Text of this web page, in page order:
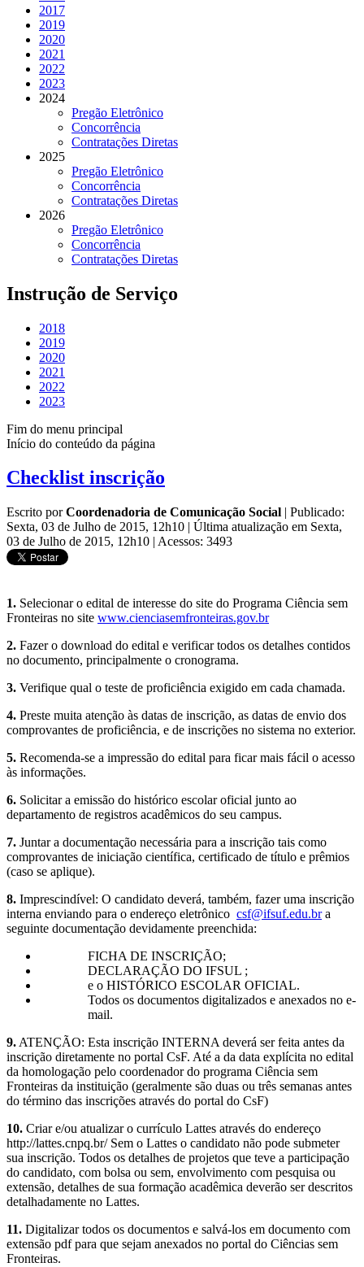
2017
2019
2020
2021
2022
2023
2024
Pregão Eletrônico
Concorrência
Contratações Diretas
2025
Pregão Eletrônico
Concorrência
Contratações Diretas
2026
Pregão Eletrônico
Concorrência
Contratações Diretas
Instrução de Serviço
2018
2019
2020
2021
2022
2023
Fim do menu principal
Início do conteúdo da página
Checklist inscrição
Escrito porCoordenadoria de Comunicação Social | Publicado:
Sexta, 03 de Julho de 2015, 12h10 | Última atualização em Sexta,
03 de Julho de 2015, 12h10 | Acessos: 3493
1. Selecionar o edital de interesse do site do Programa Ciência sem
Fronteiras no site www.cienciasemfronteiras.gov.br
2. Fazer o download do edital e verificar todos os detalhes contidos
no documento, principalmente o cronograma.
3. Verifique qual o teste de proficiência exigido em cada chamada.
4. Preste muita atenção às datas de inscrição, as datas de envio dos
comprovantes de proficiência, e de inscrições no sistema no exterior.
5. Recomenda‐se a impressão do edital para ficar mais fácil o acesso
às informações.
6. Solicitar a emissão do histórico escolar oficial junto ao
departamento de registros acadêmicos do seu campus.
7. Juntar a documentação necessária para a inscrição tais como
comprovantes de iniciação científica, certificado de título e prêmios
(caso se aplique).
8. Imprescindível: O candidato deverá, também, fazer uma inscrição
interna enviando para o endereço eletrônico csf@ifsuf.edu.bra
seguinte documentação devidamente preenchida:
FICHA DE INSCRIÇÃO;
DECLARAÇÃO DO IFSUL ;
e o HISTÓRICO ESCOLAR OFICIAL.
Todos os documentos digitalizados e anexados no e-
mail.
9. ATENÇÃO: Esta inscrição INTERNA deverá ser feita antes da
inscrição diretamente no portal CsF. Até a da data explícita no edital
da homologação pelo coordenador do programa Ciência sem
Fronteiras da instituição (geralmente são duas ou três semanas antes
do término das inscrições através do portal do CsF)
10. Criar e/ou atualizar o currículo Lattes através do endereço
http://lattes.cnpq.br/ Sem o Lattes o candidato não pode submeter
sua inscrição. Todos os detalhes de projetos que teve a participação
do candidato, com bolsa ou sem, envolvimento com pesquisa ou
extensão, detalhes de sua formação acadêmica deverão ser descritos
detalhadamente no Lattes.
11. Digitalizar todos os documentos e salvá-los em documento com
extensão pdf para que sejam anexados no portal do Ciências sem
Fronteiras.